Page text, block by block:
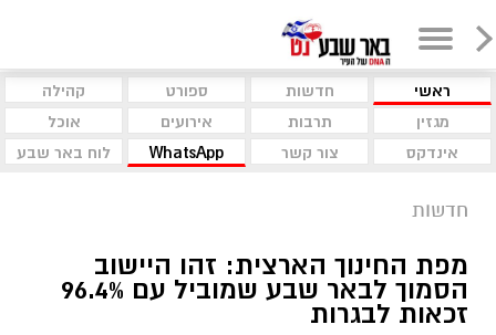
ראשי חדשות ספורט
קהילה
מגזין
תרבות אירועים
אוכל
אינדקס
צור קשר WhatsApp לוח באר שבע
חדשות
מפת החינוך הארצית: זהו היישוב
הסמוך לבאר שבע שמוביל עם 96.4%
זכאות לבגרות